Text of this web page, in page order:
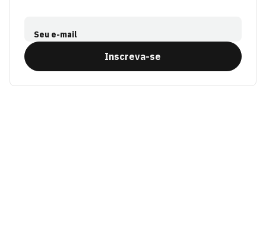
Seu e-mail
Inscreva-se